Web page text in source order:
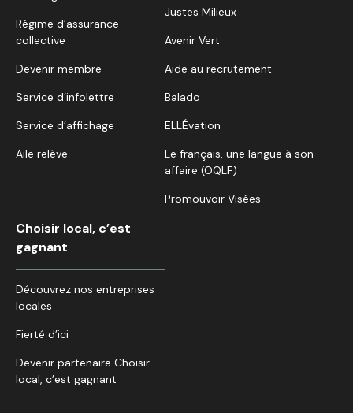
Régime d’assurance
collective
Devenir membre
Service d’infolettre
Service d’affichage
Aile relève
Justes Milieux
Avenir Vert
Aide au recrutement
Balado
ELLÉvation
Le français, une langue à son
affaire (OQLF)
Promouvoir Visées
Choisir local, c’est
gagnant
Découvrez nos entreprises
locales
Fierté d’ici
Devenir partenaire Choisir
local, c’est gagnant